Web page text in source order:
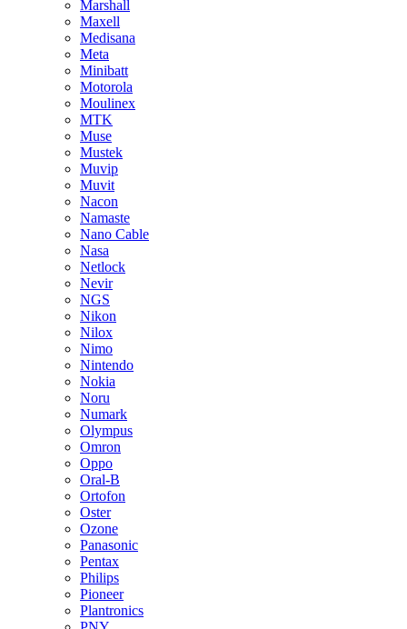
Marshall
Maxell
Medisana
Meta
Minibatt
Motorola
Moulinex
MTK
Muse
Mustek
Muvip
Muvit
Nacon
Namaste
Nano Cable
Nasa
Netlock
Nevir
NGS
Nikon
Nilox
Nimo
Nintendo
Nokia
Noru
Numark
Olympus
Omron
Oppo
Oral-B
Ortofon
Oster
Ozone
Panasonic
Pentax
Philips
Pioneer
Plantronics